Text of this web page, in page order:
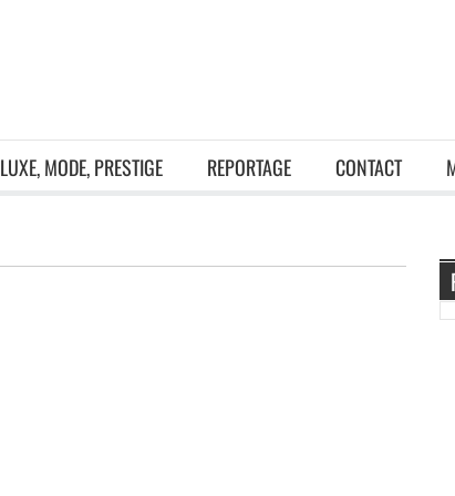
LUXE, MODE, PRESTIGE REPORTAGE CONTACT